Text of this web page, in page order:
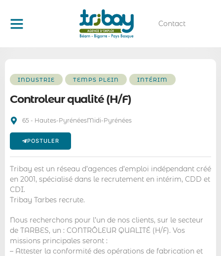
Contact
INDUSTRIE TEMPS PLEIN INTÉRIM
Controleur qualité (H/F)
65 - Hautes-PyrénéesMidi-Pyrénées
POSTULER
Tribay est un réseau d’agences d’emploi indépendant créé
en 2001, spécialisé dans le recrutement en intérim, CDD et
CDI.
Tribay Tarbes recrute.
Nous recherchons pour l’un de nos clients, sur le secteur
de TARBES, un : CONTRÔLEUR QUALITÉ (H/F). Vos
missions principales seront :
– Attester la conformité des opérations de fabrication et